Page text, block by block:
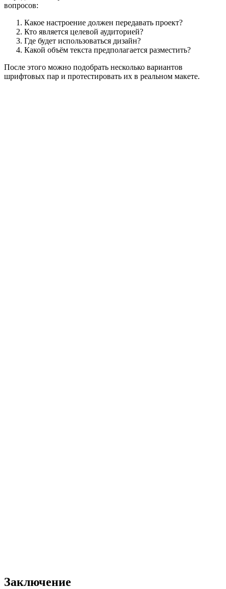
вопросов:
Какое настроение должен передавать проект?
Кто является целевой аудиторией?
Где будет использоваться дизайн?
Какой объём текста предполагается разместить?
После этого можно подобрать несколько вариантов
шрифтовых пар и протестировать их в реальном макете.
Заключение